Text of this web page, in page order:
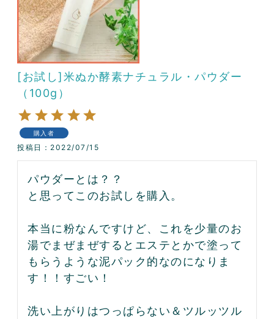
[お試し]米ぬか酵素ナチュラル・パウダー
（100g）
購入者
投稿日 2022/07/15
パウダーとは？？
と思ってこのお試しを購入。
本当に粉なんですけど、これを少量のお
湯でまぜまぜするとエステとかで塗って
もらうような泥パック的なのになりま
す！！すごい！
洗い上がりはつっぱらない＆ツルッツル